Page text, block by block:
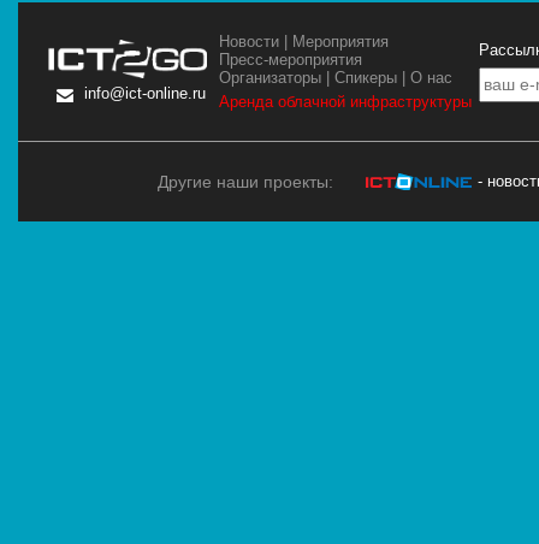
info@ict-online.ru
Новости | Мероприятия
Пресс-мероприятия
Организаторы |Спикеры |О нас
Аренда облачной инфраструктуры
Другие наши проекты: -